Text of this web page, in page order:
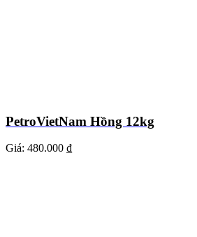
PetroVietNam Hồng 12kg
Giá: 480.000 ₫